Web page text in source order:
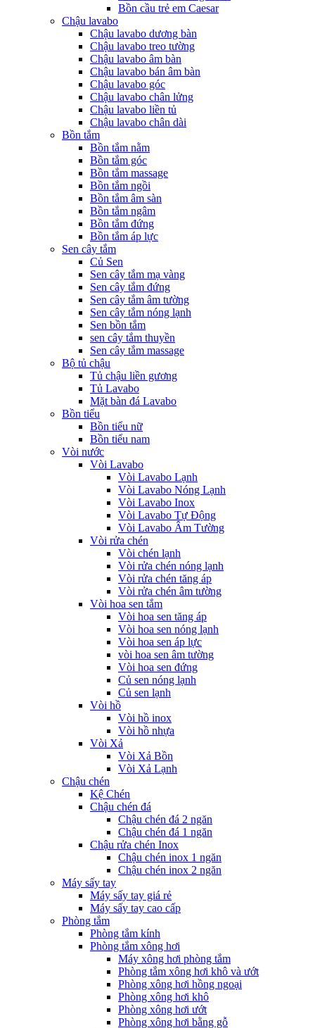
Bồn cầu trẻ em Caesar
Chậu lavabo
Chậu lavabo dương bàn
Chậu lavabo treo tường
Chậu lavabo âm bàn
Chậu lavabo bán âm bàn
Chậu lavabo góc
Chậu lavabo chân lửng
Chậu lavabo liền tủ
Chậu lavabo chân dài
Bồn tắm
Bồn tắm nằm
Bồn tắm góc
Bồn tắm massage
Bồn tắm ngồi
Bồn tắm âm sàn
Bồn tắm ngâm
Bồn tắm đứng
Bồn tắm áp lực
Sen cây tắm
Củ Sen
Sen cây tắm mạ vàng
Sen cây tắm đứng
Sen cây tắm âm tường
Sen cây tắm nóng lạnh
Sen bồn tắm
sen cây tắm thuyền
Sen cây tắm massage
Bộ tủ chậu
Tủ chậu liền gương
Tủ Lavabo
Mặt bàn đá Lavabo
Bồn tiểu
Bồn tiểu nữ
Bồn tiểu nam
Vòi nước
Vòi Lavabo
Vòi Lavabo Lạnh
Vòi Lavabo Nóng Lạnh
Vòi Lavabo Inox
Vòi Lavabo Tự Động
Vòi Lavabo Âm Tường
Vòi rửa chén
Vòi chén lạnh
Vòi rửa chén nóng lạnh
Vòi rửa chén tăng áp
Vòi rửa chén âm tường
Vòi hoa sen tắm
Vòi hoa sen tăng áp
Vòi hoa sen nóng lạnh
Vòi hoa sen áp lực
vòi hoa sen âm tường
Vòi hoa sen đứng
Củ sen nóng lạnh
Củ sen lạnh
Vòi hồ
Vòi hồ inox
Vòi hồ nhựa
Vòi Xả
Vòi Xả Bồn
Vòi Xả Lạnh
Chậu chén
Kệ Chén
Chậu chén đá
Chậu chén đá 2 ngăn
Chậu chén đá 1 ngăn
Chậu rửa chén Inox
Chậu chén inox 1 ngăn
Chậu chén inox 2 ngăn
Máy sấy tay
Máy sấy tay giá rẻ
Máy sấy tay cao cấp
Phòng tắm
Phòng tắm kính
Phòng tắm xông hơi
Máy xông hơi phòng tắm
Phòng tắm xông hơi khô và ướt
Phòng xông hơi hồng ngoại
Phòng xông hơi khô
Phòng xông hơi ướt
Phòng xông hơi bằng gỗ